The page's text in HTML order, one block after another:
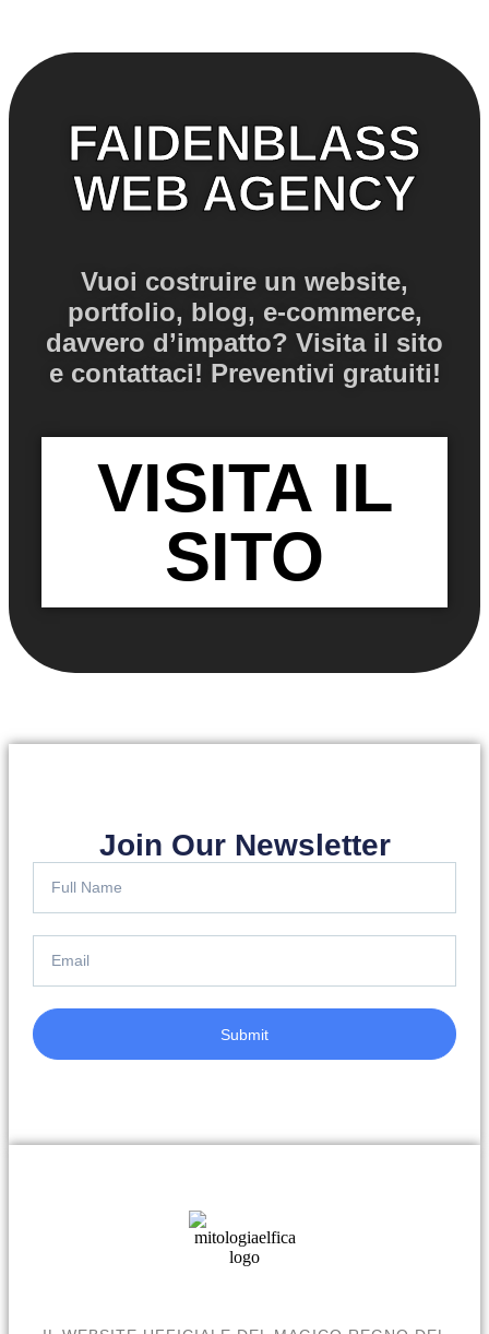
FAIDENBLASS
WEB AGENCY
Vuoi costruire un website,
portfolio, blog, e-commerce,
davvero d’impatto? Visita il sito
e contattaci! Preventivi gratuiti!
VISITA IL
SITO
Join Our Newsletter
Submit